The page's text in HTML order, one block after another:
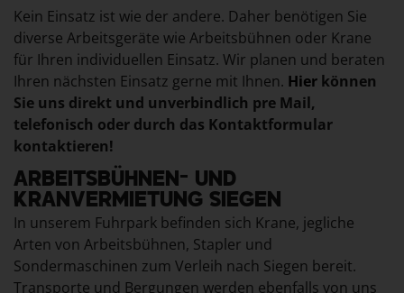
Kein Einsatz ist wie der andere. Daher benötigen Sie
diverse Arbeitsgeräte wie Arbeitsbühnen oder Krane
für Ihren individuellen Einsatz. Wir planen und beraten
Ihren nächsten Einsatz gerne mit Ihnen. Hier können
Sie uns direkt und unverbindlich pre Mail,
telefonisch oder durch das Kontaktformular
kontaktieren!
ARBEITSBÜHNEN- UND
KRANVERMIETUNG SIEGEN
In unserem Fuhrpark befinden sich Krane, jegliche
Arten von Arbeitsbühnen, Stapler und
Sondermaschinen zum Verleih nach Siegen bereit.
Transporte und Bergungen werden ebenfalls von uns